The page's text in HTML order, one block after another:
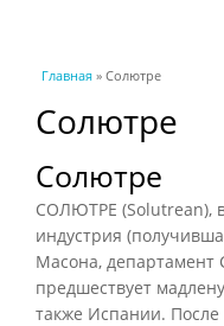
Вы здесь
Главная » Солютре
Солютре
Солютре
СОЛЮТРЕ (Solutrean),
индустрия
Масона, департамент
предшествует
также Испании.